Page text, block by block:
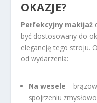
OKAZJE?
Perfekcyjny makijaż
być dostosowany do
elegancję tego stroju.
od wydarzenia:
Na wesele –
spojrzeniu